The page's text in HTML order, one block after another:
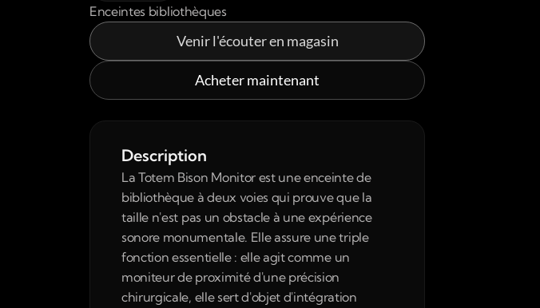
Enceintes bibliothèques
Venir l'écouter en magasin
Acheter maintenant
Description
La Totem Bison Monitor est une enceinte de
bibliothèque à deux voies qui prouve que la
taille n'est pas un obstacle à une expérience
sonore monumentale. Elle assure une triple
fonction essentielle : elle agit comme un
moniteur de proximité d'une précision
chirurgicale, elle sert d'objet d'intégration